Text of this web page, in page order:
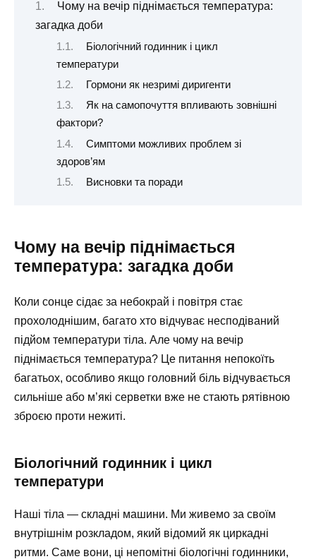
Чому на вечір піднімається температура:
загадка доби
Біологічний годинник і цикл
температури
Гормони як незримі диригенти
Як на самопочуття впливають зовнішні
фактори?
Симптоми можливих проблем зі
здоров’ям
Висновки та поради
Чому на вечір піднімається
температура: загадка доби
Коли сонце сідає за небокрай і повітря стає
прохолоднішим, багато хто відчуває несподіваний
підйом температури тіла. Але чому на вечір
піднімається температура? Це питання непокоїть
багатьох, особливо якщо головний біль відчувається
сильніше або м’які серветки вже не стають рятівною
зброєю проти нежиті.
Біологічний годинник і цикл
температури
Наші тіла — складні машини. Ми живемо за своїм
внутрішнім розкладом, який відомий як циркадні
ритми. Саме вони, ці непомітні біологічні годинники,